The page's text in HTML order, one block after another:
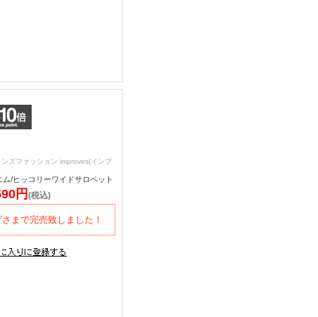
ンズファッション improves(インプ
ム/ヒッコリーワイドサロペット
円 (税込)
まで完売致しました！